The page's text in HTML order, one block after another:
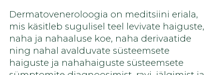
Dermatoveneroloogia on meditsiini eriala,
mis käsitleb sugulisel teel levivate haiguste,
naha ja nahaaluse koe, naha derivaatide
ning nahal avalduvate süsteemsete
haiguste ja nahahaiguste süsteemsete